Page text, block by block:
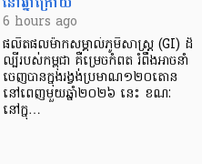
6 hours ago
ផលិតផលម៉ាកសម្គាល់ភូមិសាស្ត្រ (GI) ដ៏
ល្បីរបស់កម្ពុជា គឺម្រេចកំពត រំពឹងអាចនាំ
ចេញបានក្នុងរង្វង់ប្រមាណ១២០តោន
នៅពេញមួយឆ្នាំ២០២៦ នេះ ខណៈ
នៅក្នុ…